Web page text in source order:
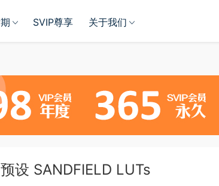
SVIP尊享 关于我们
设 SANDFIELD LUTs